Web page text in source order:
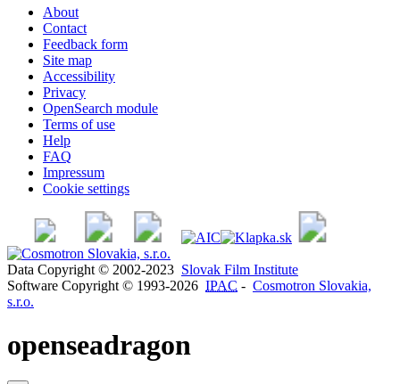
About
Contact
Feedback form
Site map
Accessibility
Privacy
OpenSearch module
Terms of use
Help
FAQ
Impressum
Cookie settings
Data Copyright © 2002-2023 Slovak Film Institute
Software Copyright © 1993-2026 IPAC - Cosmotron Slovakia,
s.r.o.
openseadragon